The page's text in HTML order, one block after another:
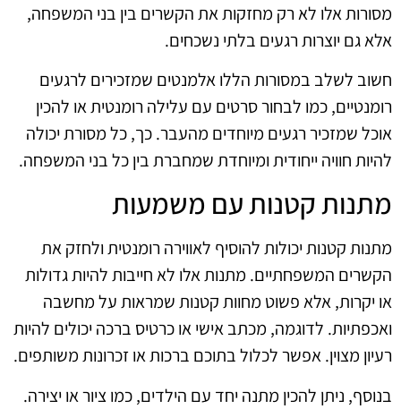
מסורות אלו לא רק מחזקות את הקשרים בין בני המשפחה,
אלא גם יוצרות רגעים בלתי נשכחים.
חשוב לשלב במסורות הללו אלמנטים שמזכירים לרגעים
רומנטיים, כמו לבחור סרטים עם עלילה רומנטית או להכין
אוכל שמזכיר רגעים מיוחדים מהעבר. כך, כל מסורת יכולה
להיות חוויה ייחודית ומיוחדת שמחברת בין כל בני המשפחה.
מתנות קטנות עם משמעות
מתנות קטנות יכולות להוסיף לאווירה רומנטית ולחזק את
הקשרים המשפחתיים. מתנות אלו לא חייבות להיות גדולות
או יקרות, אלא פשוט מחוות קטנות שמראות על מחשבה
ואכפתיות. לדוגמה, מכתב אישי או כרטיס ברכה יכולים להיות
רעיון מצוין. אפשר לכלול בתוכם ברכות או זכרונות משותפים.
בנוסף, ניתן להכין מתנה יחד עם הילדים, כמו ציור או יצירה.